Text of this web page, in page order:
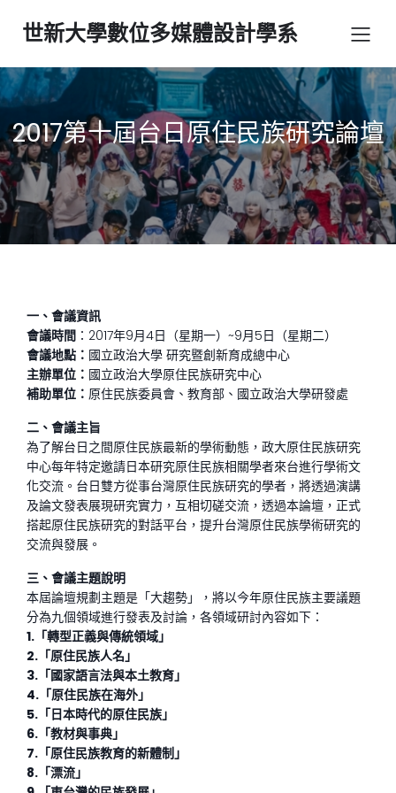
世新大學數位多媒體設計學系
2017第十屆台日原住民族研究論壇
一、會議資訊
會議時間 ：2017年9月4日（星期一）~9月5日（星期二）
會議地點： 國立政治大學 研究暨創新育成總中心
主辦單位： 國立政治大學原住民族研究中心
補助單位： 原住民族委員會、教育部、國立政治大學研發處
二、會議主旨
為了解台日之間原住民族最新的學術動態，政大原住民族研究
中心每年特定邀請日本研究原住民族相關學者來台進行學術文
化交流。台日雙方從事台灣原住民族研究的學者，將透過演講
及論文發表展現研究實力，互相切磋交流，透過本論壇，正式
搭起原住民族研究的對話平台，提升台灣原住民族學術研究的
交流與發展。
三、會議主題說明
本屆論壇規劃主題是「大趨勢」，將以今年原住民族主要議題
分為九個領域進行發表及討論，各領域研討內容如下：
1. 「轉型正義與傳統領域」
2. 「原住民族人名」
3. 「國家語言法與本土教育」
4. 「原住民族在海外」
5. 「日本時代的原住民族」
6. 「教材與事典」
7. 「原住民族教育的新體制」
8. 「漂流」